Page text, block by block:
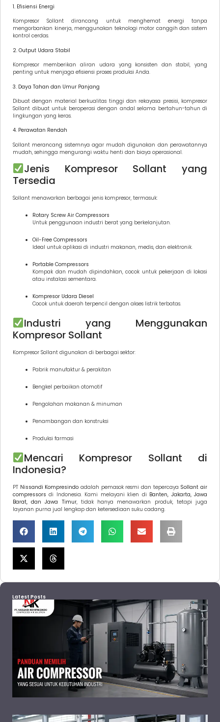
1. Efisiensi Energi
Kompresor Sollant dirancang untuk menghemat energi tanpa
mengorbankan kinerja, menggunakan teknologi motor canggih dan sistem
kontrol cerdas.
2. Output Udara Stabil
Kompresor memberikan aliran udara yang konsisten dan stabil, yang
penting untuk menjaga efisiensi proses produksi Anda.
3. Daya Tahan dan Umur Panjang
Dibuat dengan material berkualitas tinggi dan rekayasa presisi, kompresor
Sollant dibuat untuk beroperasi dengan andal selama bertahun-tahun di
lingkungan yang keras.
4. Perawatan Rendah
Sollant merancang sistemnya agar mudah digunakan dan perawatannya
mudah, sehingga mengurangi waktu henti dan biaya operasional.
Jenis Kompresor Sollant yang
Tersedia
Sollant menawarkan berbagai jenis kompresor, termasuk:
Rotary Screw Air Compressors
Untuk penggunaan industri berat yang berkelanjutan.
Oil-Free Compressors
Ideal untuk aplikasi di industri makanan, medis, dan elektronik.
Portable Compressors
Kompak dan mudah dipindahkan, cocok untuk pekerjaan di lokasi
atau instalasi sementara.
Kompresor Udara Diesel
Cocok untuk daerah terpencil dengan akses listrik terbatas.
Industri yang Menggunakan
Kompresor Sollant
Kompresor Sollant digunakan di berbagai sektor:
Pabrik manufaktur & perakitan
Bengkel perbaikan otomotif
Pengolahan makanan & minuman
Penambangan dan konstruksi
Produksi farmasi
Mencari Kompresor Sollant di
Indonesia?
PT Nissandi Kompresindo adalah pemasok resmi dan tepercaya Sollant air
compressors di Indonesia. Kami melayani klien di Banten, Jakarta, Jawa
Barat, dan Jawa Timur, tidak hanya menawarkan produk, tetapi juga
layanan purna jual lengkap dan ketersediaan suku cadang.
Latest Posts